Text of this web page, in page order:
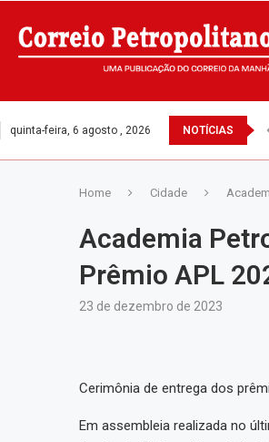
quinta-feira, 6 agosto , 2026 NOTÍCIAS
Home Cidade
Academia
Prêmio APL
23 de dezembro de 2023
Cerimônia de entrega dos
Em assembleia realizada no